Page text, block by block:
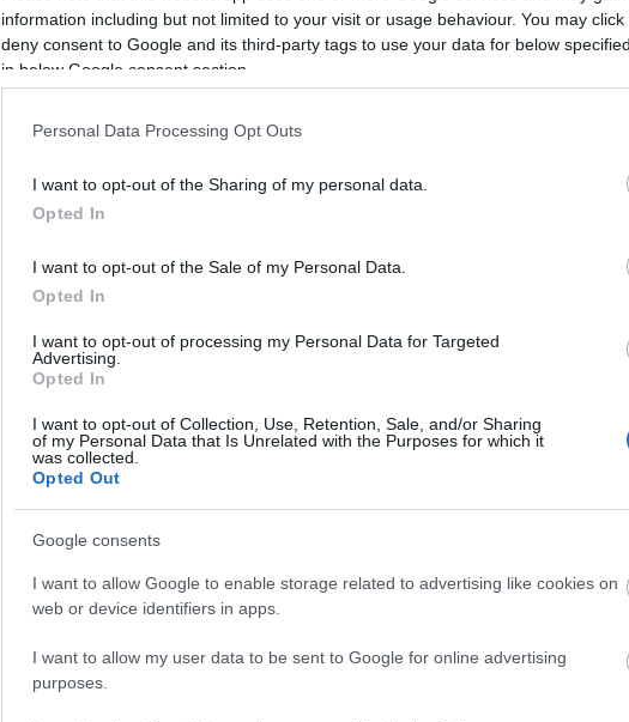
information including but not limited to your visit or usage behaviour. You may
deny consent to Google and its third-party tags to use your data for below
in below Google consent section.
Personal Data Processing Opt Outs
I want to opt-out of the Sharing of my personal data.
Opted In
I want to opt-out of the Sale of my Personal Data.
Opted In
I want to opt-out of processing my Personal Data for Targeted
Advertising.
Opted In
I want to opt-out of Collection, Use, Retention, Sale, and/or Sharing
of my Personal Data that Is Unrelated with the Purposes for which it
was collected.
Opted Out
Google consents
I want to allow Google to enable storage related to advertising like cookies on
web or device identifiers in apps.
I want to allow my user data to be sent to Google for online advertising
purposes.(@mkaristianou)
23:42
22:10